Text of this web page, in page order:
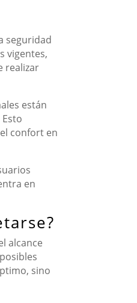
seguridad
vigentes,
realizar
están
confort en
en
alcance
sino